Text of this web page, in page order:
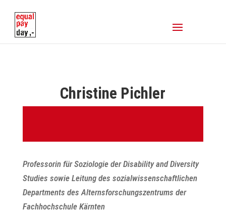
Christine Pichler
Professorin für Soziologie der Disability and Diversity
Studies sowie Leitung des sozialwissenschaftlichen
Departments des Alternsforschungszentrums der
Fachhochschule Kärnten